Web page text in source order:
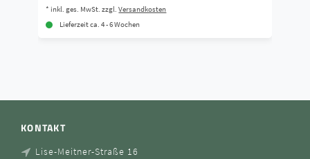
*inkl. ges. MwSt. zzgl.Versandkosten
Lieferzeit ca. 4 - 6 Wochen
KONTAKT
Lise-Meitner-Straße 16